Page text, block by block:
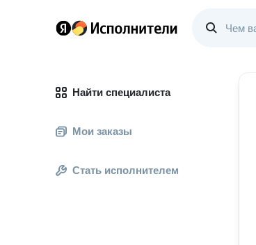
Найти специалиста
Мои заказы
Стать исполнителем